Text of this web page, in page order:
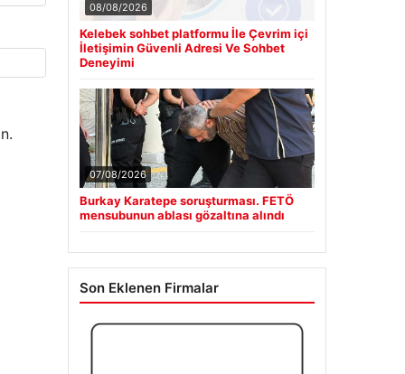
08/08/2026
Kelebek sohbet platformu İle Çevrim içi
İletişimin Güvenli Adresi Ve Sohbet
Deneyimi
07/08/2026
Burkay Karatepe soruşturması. FETÖ
mensubunun ablası gözaltına alındı
Son Eklenen Firmalar